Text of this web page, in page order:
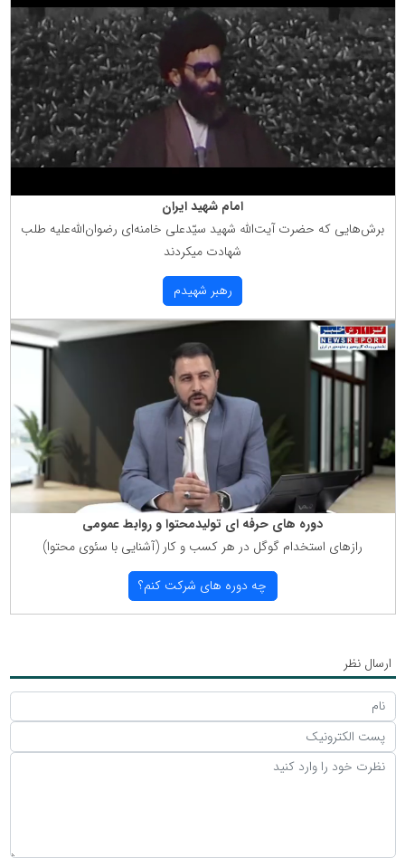
امام شهید ایران
برش‌هایی كه حضرت آیت‌الله شهید سیّدعلی خامنه‌ای رضوان‌الله‌علیه طلب
شهادت میكردند
رهبر شهیدم
دوره های حرفه ای تولیدمحتوا و روابط عمومی
رازهای استخدام گوگل در هر كسب و كار (آشنایی با سئوی محتوا)
چه دوره های شركت كنم؟
ارسال نظر